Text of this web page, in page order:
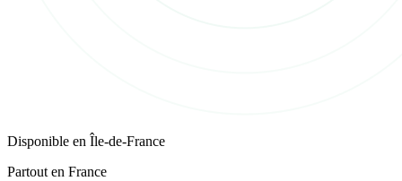
Disponible en Île-de-France
Partout en France